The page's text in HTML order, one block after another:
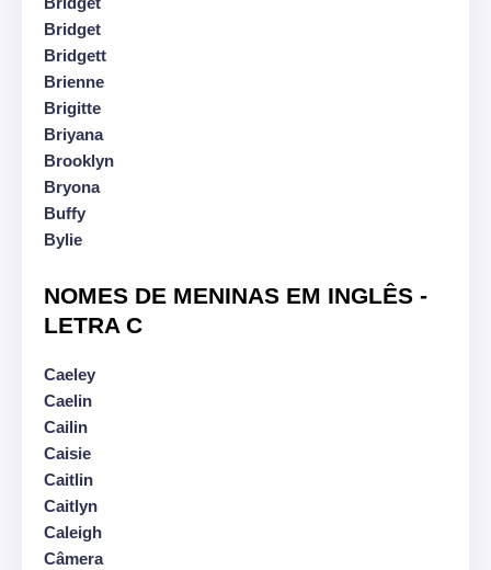
Bridget
Bridgett
Brienne
Brigitte
Briyana
Brooklyn
Bryona
Buffy
Bylie
NOMES DE MENINAS EM INGLÊS -
LETRA C
Caeley
Caelin
Cailin
Caisie
Caitlin
Caitlyn
Caleigh
Câmera